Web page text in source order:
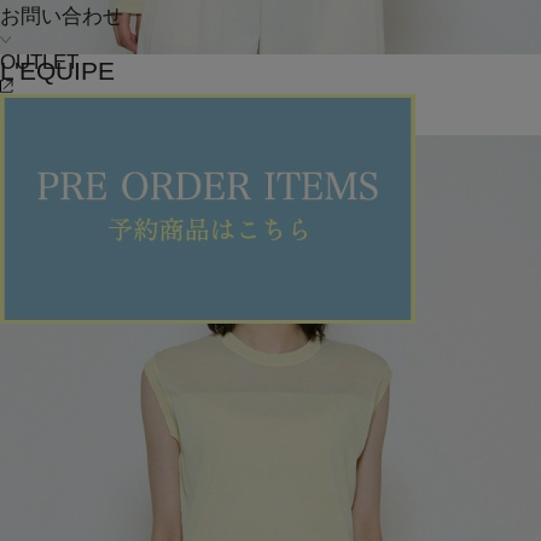
お問い合わせ
OUTLET
L'EQUIPE
カーディガン(かーでぃがん) /